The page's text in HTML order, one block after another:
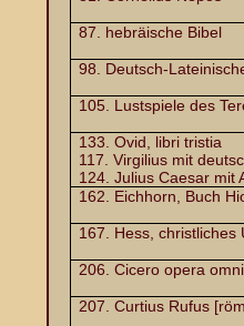
87. hebräische Bibel
98. Deutsch-
105. Lustspiele des
133. Ovid, libri tristia
117. Virgilius mit
124. Julius Caesar mit
162. Eichhorn, Buch
167. Hess, christliches
206. Cicero opera
207. Curtius Rufus